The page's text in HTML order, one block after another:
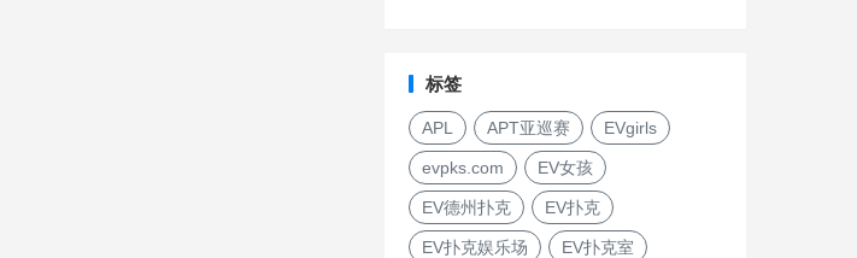
标签
APL APT亚巡赛 EVgirls
evpks.com EV女孩
EV德州扑克 EV扑克
EV扑克娱乐场 EV扑克室